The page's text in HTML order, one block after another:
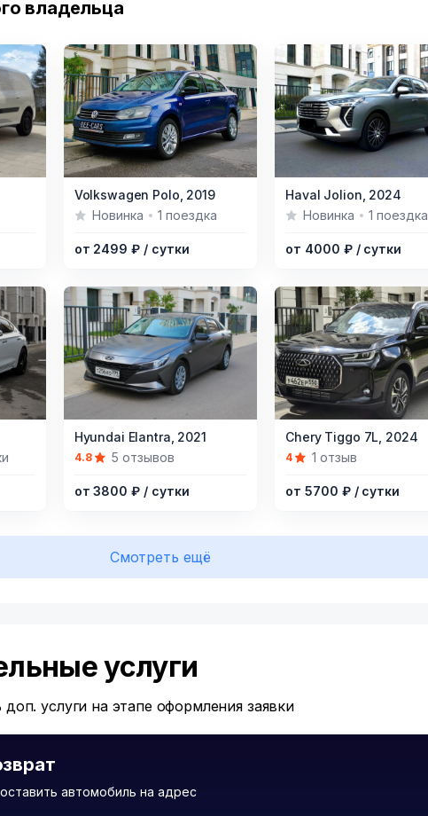
владельца
Item
Volkswagen Polo, 2019
Новинка
1 поездка
от 2499 ₽ / сутки
Item
Haval Jolion, 2024
Новинка
1 поездка
от 4000 ₽ / сутки
Item
10
Hyundai Elantra, 2021
4.8 5 отзывов
от 3800 ₽ / сутки
Item
Chery Tiggo 7L, 2024
4 1 отзыв
от 5700 ₽ / сутки
Смотреть ещё
услуги
услуги на этапе оформления заявки
автомобиль на адрес